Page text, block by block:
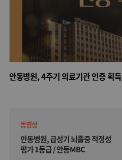
안동병원, 4주기 의료기관 인증 획득
동영상
안동병원, 급성기 뇌졸중 적정성
평가 1등급 / 안동MBC